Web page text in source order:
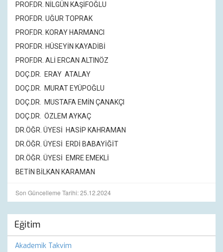
PROF.DR. NİLGÜN KAŞİFOĞLU
PROF.DR. UĞUR TOPRAK
PROF.DR. KORAY HARMANCI
PROF.DR. HÜSEYİN KAYADİBİ
PROF.DR. ALİ ERCAN ALTINÖZ
DOÇ.DR. ERAY ATALAY
DOÇ.DR. MURAT EYÜPOĞLU
DOÇ.DR. MUSTAFA EMİN ÇANAKÇI
DOÇ.DR. ÖZLEM AYKAÇ
DR.ÖĞR. ÜYESİ HASİP KAHRAMAN
DR.ÖĞR. ÜYESİ ERDİ BABAYİĞİT
DR.ÖĞR. ÜYESİ EMRE EMEKLİ
BETİN BİLKAN KARAMAN
Son Güncelleme Tarihi: 25.12.2024
Eğitim
Akademik Takvim